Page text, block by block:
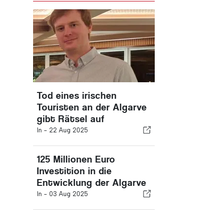
Tod eines irischen
Touristen an der Algarve
gibt Rätsel auf
In - 22 Aug 2025
125 Millionen Euro
Investition in die
Entwicklung der Algarve
In - 03 Aug 2025